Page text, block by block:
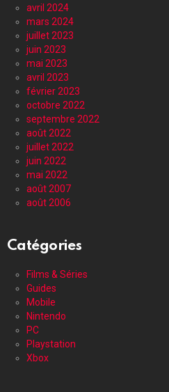
avril 2024
mars 2024
juillet 2023
juin 2023
mai 2023
avril 2023
février 2023
octobre 2022
septembre 2022
août 2022
juillet 2022
juin 2022
mai 2022
août 2007
août 2006
Catégories
Films & Séries
Guides
Mobile
Nintendo
PC
Playstation
Xbox